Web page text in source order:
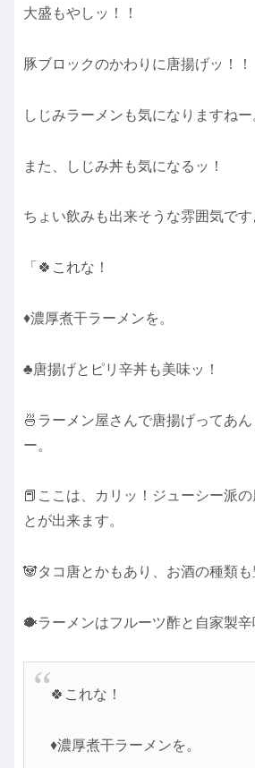
大盛もやしッ！！
豚ブロックのかわりに唐揚げッ！！
しじみラーメンも気になりますねー
また、しじみ丼も気になるッ！
ちょい飲みも出来そうな雰囲気です
「🍀これな！
♦濃厚煮干ラーメンを。
♣唐揚げとピリ辛丼も美味ッ！
🍜ラーメン屋さんで唐揚げってあ
ー。
📕ここは、カリッ！ジューシー派
とが出来ます。
🐼タコ唐とかもあり、お酒の種類も
🐡ラーメンはフルーツ酢と自家製辛
🍀これな！
♦濃厚煮干ラーメンを。